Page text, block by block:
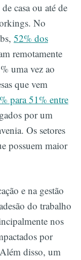
casa ou até de
No
52% dos
remotamente
uma vez ao
que vem
para 51% entre
por um
Os setores
possuem maior
e na gestão
do trabalho
nos
por
disso, um